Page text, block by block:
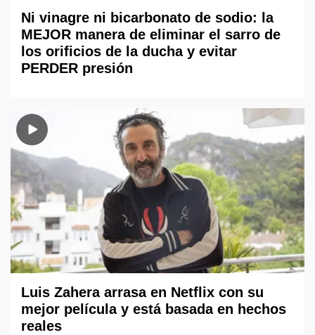
Ni vinagre ni bicarbonato de sodio: la
MEJOR manera de eliminar el sarro de
los orificios de la ducha y evitar
PERDER presión
Luis Zahera arrasa en Netflix con su
mejor película y está basada en hechos
reales